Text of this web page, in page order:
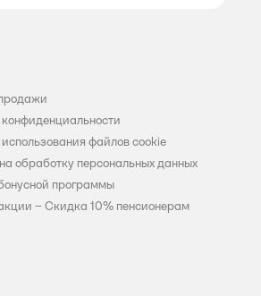
файлов cookie
обработку персональных данных
программы
– Скидка 10% пенсионерам